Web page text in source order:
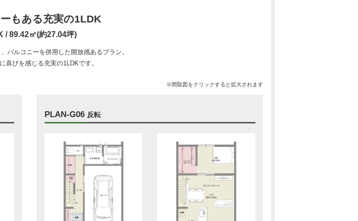
もある充実の1LDK
/ 89.42㎡(約27.04坪)
バルコニーを併用した開放感あるプラン。
喜びを感じる充実の1LDKです。
※間取図をクリックすると拡大されます
PLAN-G06 反転